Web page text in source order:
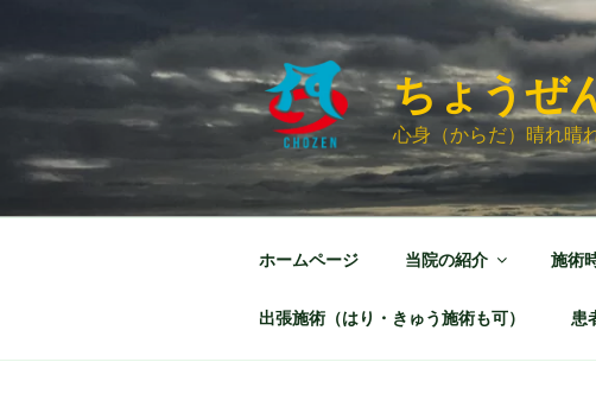
キ
ちょうぜ
心身（からだ）晴れ晴
ホームページ 当院の紹介 施術
出張施術（はり・きゅう施術も可） 患